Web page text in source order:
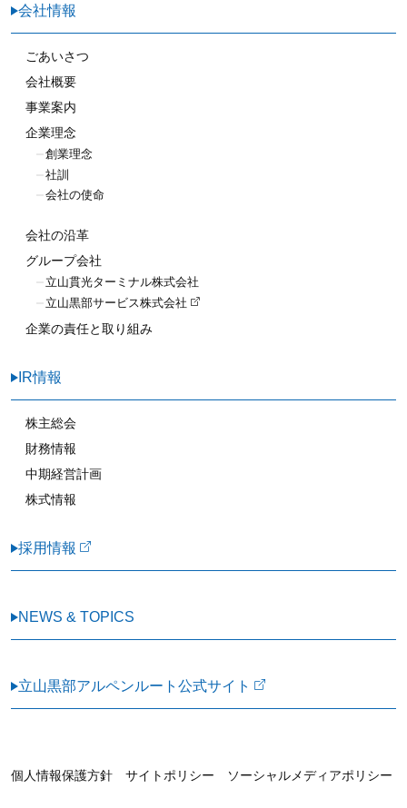
会社情報
ごあいさつ
会社概要
事業案内
企業理念
創業理念
社訓
会社の使命
会社の沿革
グループ会社
立山貫光ターミナル株式会社
立山黒部サービス株式会社
企業の責任と取り組み
IR情報
株主総会
財務情報
中期経営計画
株式情報
採用情報
NEWS & TOPICS
立山黒部アルペンルート公式サイト
個人情報保護方針 サイトポリシー ソーシャルメディアポリシー